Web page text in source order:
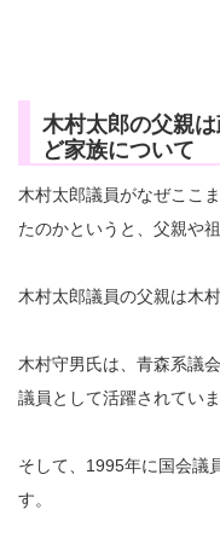
木村太郎の父親
ど家族について
木村太郎議員がなぜここ
たのかというと、父親や
木村太郎議員の父親は木村
木村守男氏は、青森系議
議員として活躍されていま
そして、1995年に国会議
す。